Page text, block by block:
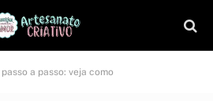
a passo: veja como